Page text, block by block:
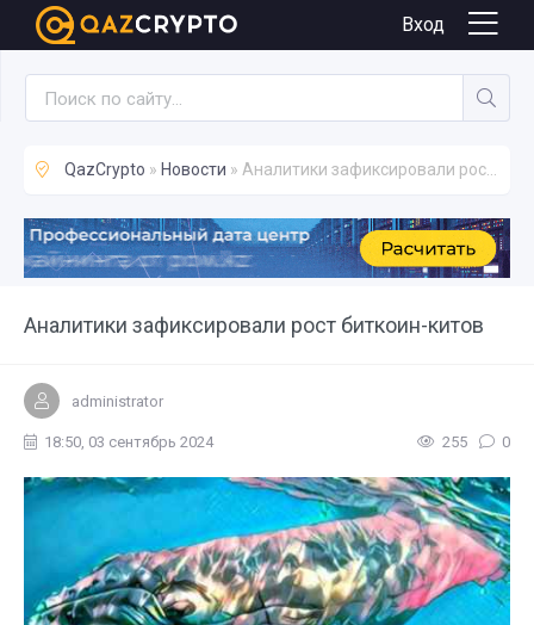
Вход
QazCrypto » Новости » Аналитики зафиксировали рост биткоин-китов
Аналитики зафиксировали рост биткоин-китов
Новости
administrator
18:50, 03 сентябрь 2024 255 0